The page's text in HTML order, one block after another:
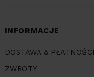
INFORMACJE
DOSTAWA & PŁATNOŚCI
ZWROTY